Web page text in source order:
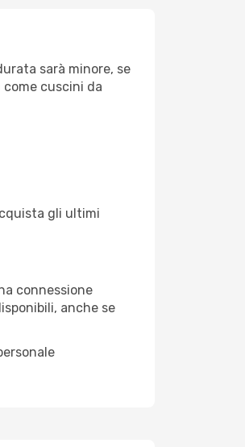
sarà minore, se
cuscini da
gli ultimi
connessione
anche se